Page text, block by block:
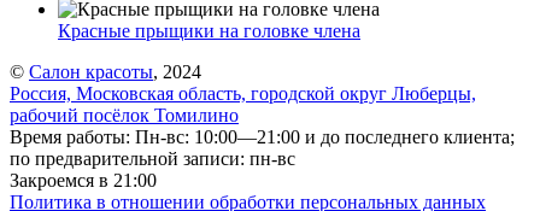
Красные прыщики на головке члена
© Салон красоты, 2024
Россия, Московская область, городской округ Люберцы,
рабочий посёлок Томилино
Время работы: Пн-вс: 10:00—21:00 и до последнего клиента;
по предварительной записи: пн-вс
Закроемся в 21:00
Политика в отношении обработки персональных данных